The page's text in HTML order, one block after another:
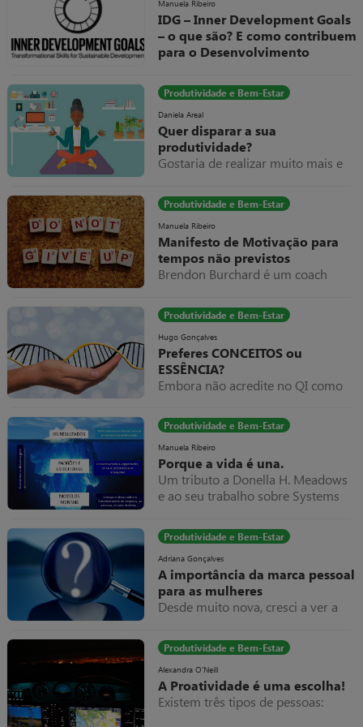
distração ou julgamento.
Manuela Ribeiro
IDG – Inner Development Goals
– o que são? E como contribuem
para o Desenvolvimento
Estamos todos conscientes de que
o planeta e a humanidade vivem
um momento importante de
viragem, os efeitos das alterações
climáticas têm sido bem claros na
sua manifestação no nosso
sentir.
Produtividade e Bem-Estar
Daniela Areal
Quer disparar a sua
produtividade?
Gostaria de realizar muito mais e
excelente qualidade de vida? Se
respondeu afirmativamente a estas
questões, então vai gostar deste
artigo!
Produtividade e Bem-Estar
Manuela Ribeiro
Manifesto de Motivação para
tempos não previstos
Brendon Burchard é um coach
grata por todos os valiosos
conteúdos que partilhou e partilha
livremente.
Produtividade e Bem-Estar
Hugo Gonçalves
Preferes CONCEITOS ou
ESSÊNCIA?
Embora não acredite no QI como
compreendo e abraço
completamente a metáfora.
Produtividade e Bem-Estar
Manuela Ribeiro
Porque a vida é una.
Um tributo a Donella H. Meadows
e ao seu trabalho sobre Systems
compreender e a lidar com
sistemas complexos, como aqueles
em que vivemos.
Produtividade e Bem-Estar
Adriana Gonçalves
A importância da marca pessoal
para as mulheres
Desde muito nova, cresci a ver a
Ela tinha um cabeleireiro e passava
horas a trabalhar para garantir que
não nos faltava nada, a mim e ao
meu irmão.
Produtividade e Bem-Estar
Alexandra O’Neill
A Proatividade é uma escolha!
Existem três tipos de pessoas: